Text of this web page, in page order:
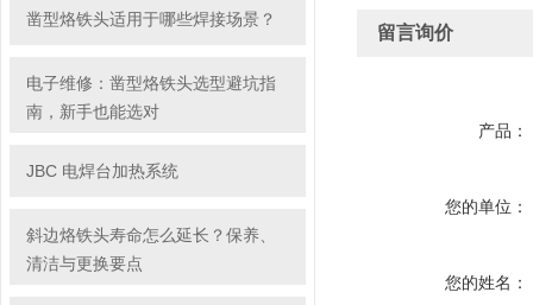
凿型烙铁头适用于哪些焊接场景？
电子维修：凿型烙铁头选型避坑指
南，新手也能选对
JBC 电焊台加热系统
斜边烙铁头寿命怎么延长？保养、
清洁与更换要点
留言询价
产品：
您的单位：
您的姓名：